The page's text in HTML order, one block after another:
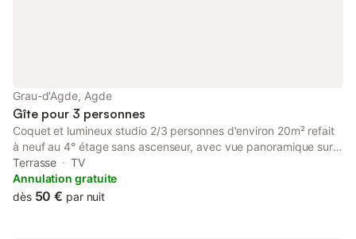
Grau-d'Agde, Agde
Gîte pour 3 personnes
Coquet et lumineux studio 2/3 personnes d'environ 20m² refait
à neuf au 4° étage sans ascenseur, avec vue panoramique sur
la mer + 1 terrasse en front de mer d'environ 6 m2 +1 terrasse à
l'arrière d'environ 5 m2. Il se compose d'une entrée sur pièce à
vivre avec canapé "clic-clac"en 140 (2 pers) et TV écran plat,
Terrasse
TV
Annulation gratuite
dès 50 € par nuit